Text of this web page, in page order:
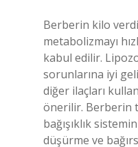
Berberin kilo
metabolizmayı
kabul edilir.
sorunlarına iyi
diğer ilaçları
önerilir. Berberin
bağışıklık
düşürme ve